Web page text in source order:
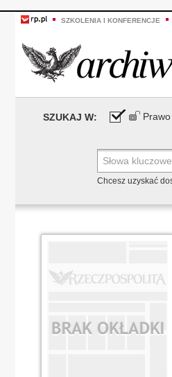
SZKOLENIA I KONFERENCJE
SZUKAJ W: Prawo
Chcesz uzyskać